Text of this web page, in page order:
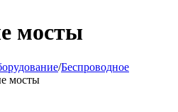
мосты
/Беспроводное
мосты